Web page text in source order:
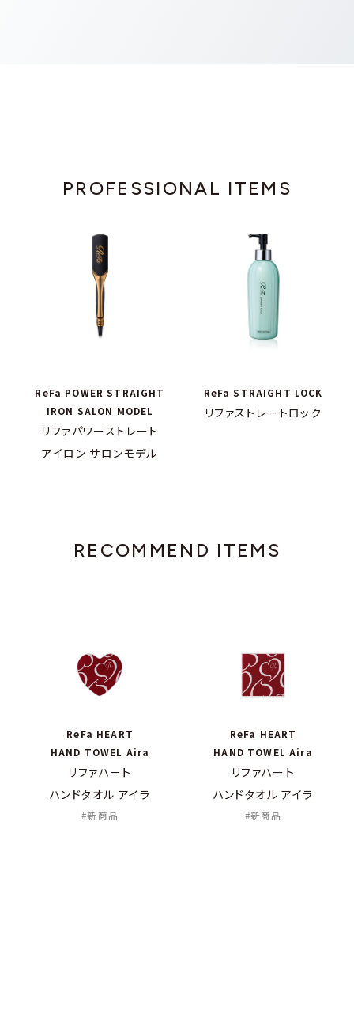
PROFESSIONAL ITEMS
ReFa POWER STRAIGHT
IRON SALON MODEL
リファパワーストレート
アイロン サロンモデル
ReFa STRAIGHT LOCK
リファストレートロック
RECOMMEND ITEMS
ReFa HEART
HAND TOWEL Aira
リファハート
ハンドタオル アイラ
新商品
ReFa HEART
HAND TOWEL Aira
リファハート
ハンドタオル アイラ
新商品